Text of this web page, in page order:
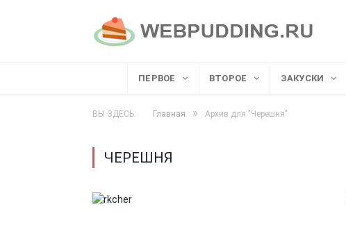
ПЕРВОЕ ВТОРОЕ ЗАКУСКИ
ВЫ ЗДЕСЬ: Главная » Архив для "Черешня"
ЧЕРЕШНЯ